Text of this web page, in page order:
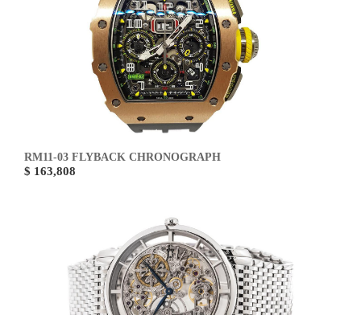
RM11-03 FLYBACK CHRONOGRAPH
$ 163,808